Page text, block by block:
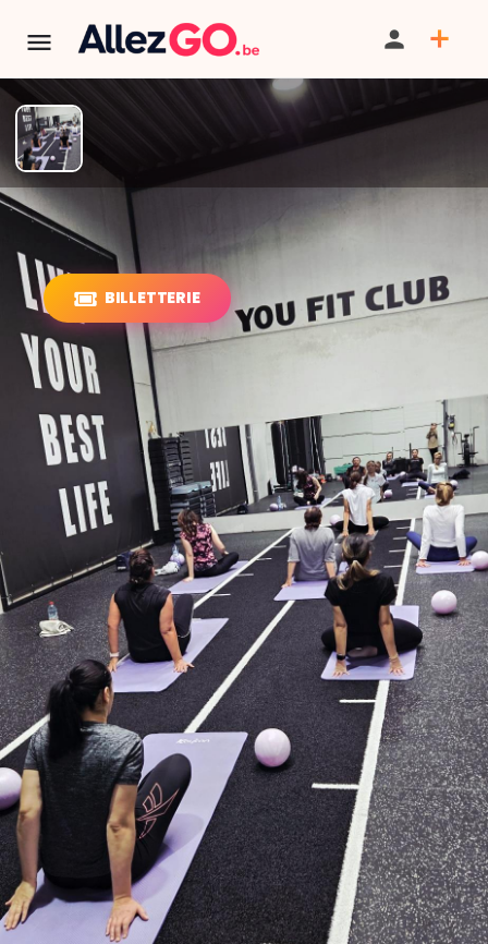
PILATES DÉBUTANT – Vendredi
9h30 (YOU FIT CLUB)
BILLETTERIE
PARTAGER
AU PROGRAMME
Cours Pilates spécial débutants – renforcement
doux, posture et mobilité.
Tous niveaux acceptés. Paiement sur place : 10€.
GALERIE